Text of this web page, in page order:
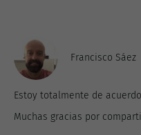
Francisco Sáez
Estoy totalmente de
Muchas gracias por